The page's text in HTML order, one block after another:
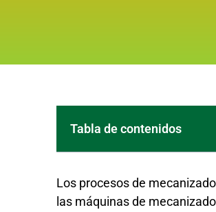
Tabla de contenidos
Los procesos de
las máquinas de